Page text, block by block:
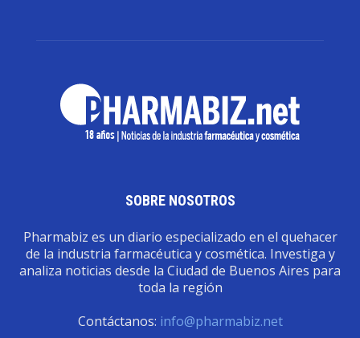
SOBRE NOSOTROS
Pharmabiz es un diario especializado en el quehacer
de la industria farmacéutica y cosmética. Investiga y
analiza noticias desde la Ciudad de Buenos Aires para
toda la región
Contáctanos: info@pharmabiz.net